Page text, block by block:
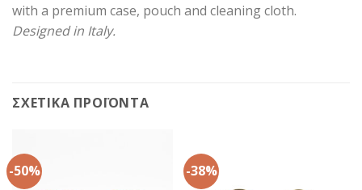
with a premium case, pouch and cleaning cloth.
Designed in Italy.
ΣΧΕΤΙΚΆ ΠΡΟΪΌΝΤΑ
-50% -38%